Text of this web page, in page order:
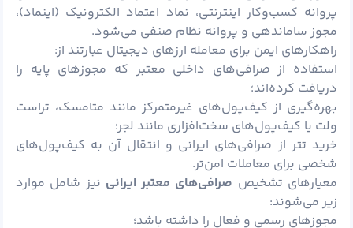
پروانه کسب‌وکار اینترنتی، نماد اعتماد الکترونیک (اینماد)،
مجوز ساماندهی و پروانه نظام صنفی می‌شود.
راهکارهای ایمن برای معامله ارزهای دیجیتال عبارتند از:
استفاده از صرافی‌های داخلی معتبر که مجوزهای پایه را
دریافت کرده‌اند؛
بهره‌گیری از کیف‌پول‌های غیرمتمرکز مانند متامسک، تراست
ولت یا کیف‌پول‌های سخت‌افزاری مانند لجر؛
خرید تتر از صرافی‌های ایرانی و انتقال آن به کیف‌پول‌های
شخصی برای معاملات امن‌تر.
معیارهای تشخیص صرافی‌های معتبر ایرانی نیز شامل موارد
زیر می‌شوند:
مجوزهای رسمی و فعال را داشته باشد؛